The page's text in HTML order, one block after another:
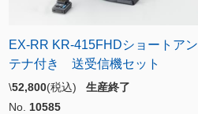
EX-RR KR-415FHDショートアン
テナ付き 送受信機セット
\52,800(税込) 生産終了
No. 10585